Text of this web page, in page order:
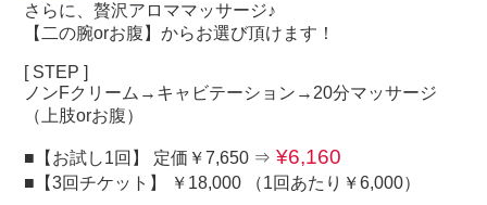
さらに、贅沢アロママッサージ♪
【二の腕orお腹】からお選び頂けます！
[ STEP ]
ノンFクリーム→キャビテーション→20分マッサージ
（上肢orお腹）
■【お試し1回】 定価￥7,650 ⇒ ¥6,160
■【3回チケット】 ￥18,000 （1回あたり￥6,000）